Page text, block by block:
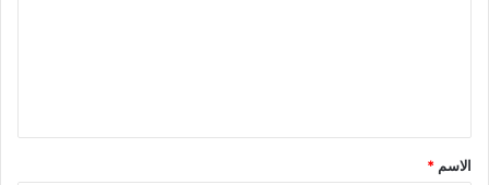
*
الاسم *